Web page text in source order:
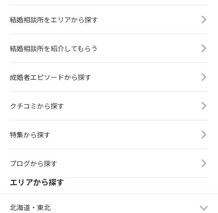
結婚相談所をエリアから探す
結婚相談所を紹介してもらう
成婚者エピソードから探す
クチコミから探す
特集から探す
ブログから探す
エリアから探す
北海道・東北